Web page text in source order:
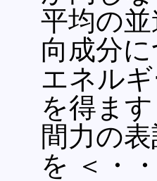
平均の
向成分
エネル
を得ま
間力の
を ＜・